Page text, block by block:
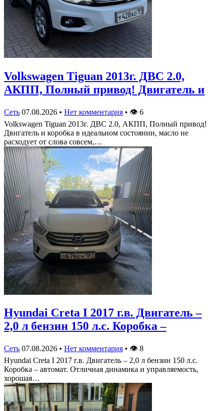
Volkswagen Tiguan 2013г. ДВС 2.0,
АКПП, Полный привод! Двигатель и
Сеть 07.08.2026 • Нет комментария • 👁 6
Volkswagen Tiguan 2013г. ДВС 2.0, АКПП, Полный привод!
Двигатель и коробка в идеальном состоянии, масло не
расходует от слова совсем,…
Hyundai Creta I 2017 г.в. Двигатель –
2,0 л бензин 150 л.с. Коробка –
Сеть 07.08.2026 • Нет комментария • 👁 8
Hyundai Creta I 2017 г.в. Двигатель – 2,0 л бензин 150 л.с.
Коробка – автомат. Отличная динамика и управляемость,
хорошая…